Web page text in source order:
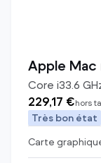
Apple Mac
Core i33.6
229,17 €hors
Très bon état
Carte